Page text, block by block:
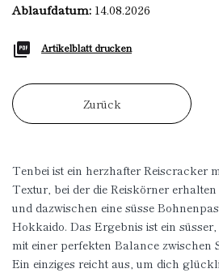
Ablaufdatum: 14.08.2026
Artikelblatt drucken
Zurück
Tenbei ist ein herzhafter Reiscracker
Textur, bei der die Reiskörner
und dazwischen eine süsse
Hokkaido. Das Ergebnis ist ein
mit einer perfekten Balance zwischen
Ein einziges reicht aus, um dich